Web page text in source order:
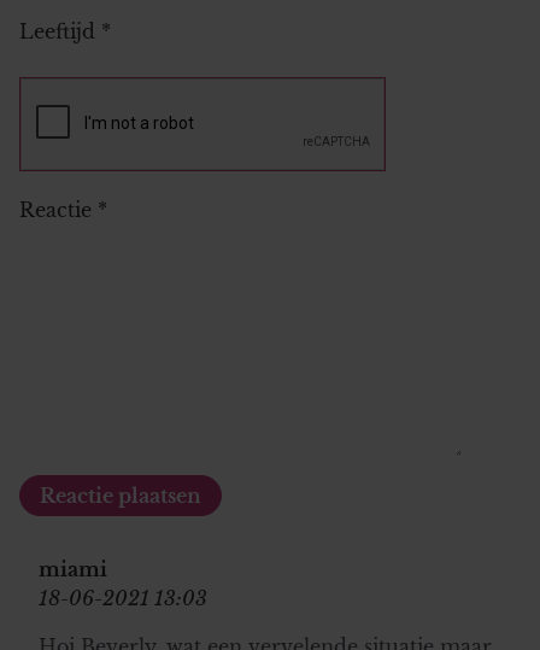
Leeftijd *
Reactie *
miami
18-06-2021 13:03